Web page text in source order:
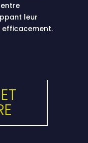
leur